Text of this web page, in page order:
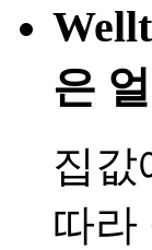
은
집값
따라